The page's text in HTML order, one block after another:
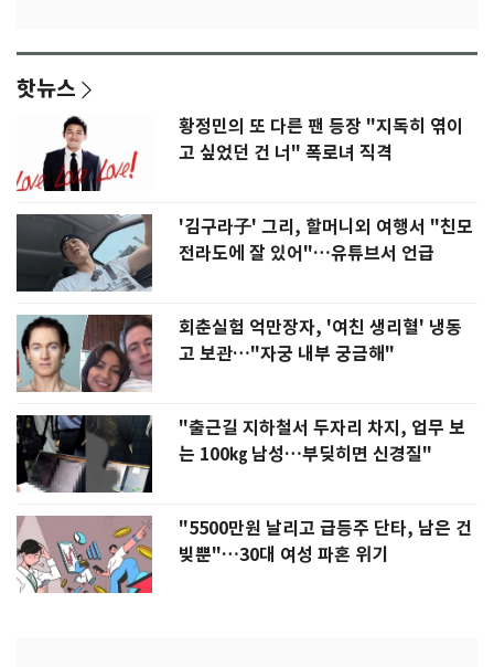
핫뉴스
황정민의 또 다른 팬 등장 "지독히 엮이
고 싶었던 건 너" 폭로녀 직격
'김구라子' 그리, 할머니외 여행서 "친모
전라도에 잘 있어"…유튜브서 언급
회춘실험 억만장자, '여친 생리혈' 냉동
고 보관…"자궁 내부 궁금해"
"출근길 지하철서 두자리 차지, 업무 보
는 100㎏ 남성…부딪히면 신경질"
"5500만원 날리고 급등주 단타, 남은 건
빚뿐"…30대 여성 파혼 위기